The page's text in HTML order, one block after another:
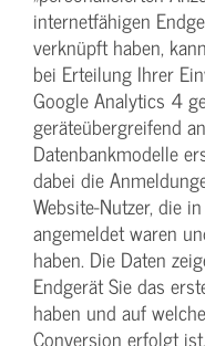
internetfähigen
verknüpft haben,
bei Erteilung Ihrer
Google Analytics 4
geräteübergreifend
Datenbankmodelle
dabei die
Website-Nutzer, die
angemeldet waren
haben. Die Daten
Endgerät Sie das
haben und auf
Conversion erfolgt